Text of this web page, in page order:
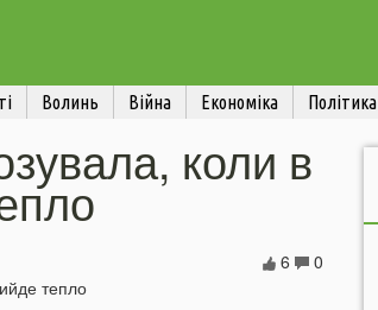
Волинь Війна Економіка Політика
коли в
0
6